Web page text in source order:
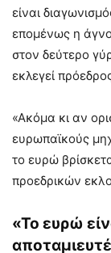
είναι
επομένως η
στον δεύτερο
εκλεγεί
«Ακόμα κι αν
ευρωπαϊκούς
το ευρώ
προεδρικών
«Το ευρώ